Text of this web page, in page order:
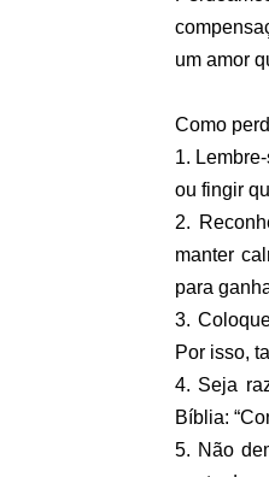
um amor
Como
1.
ou fingir
2.
manter
para
3.
Por isso,
4. Seja
Bíblia:
5. Não